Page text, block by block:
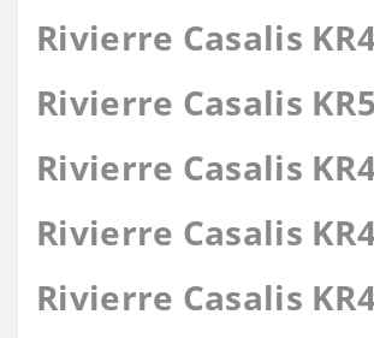
Rivierre Casalis
Rivierre Casalis
Rivierre Casalis
Rivierre Casalis
Rivierre Casalis